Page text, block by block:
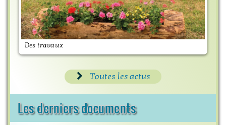
Toutes les actus
Les derniers documents